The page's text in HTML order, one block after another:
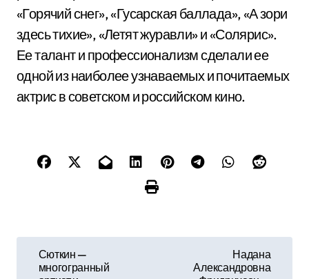
«Горячий снег», «Гусарская баллада», «А зори
здесь тихие», «Летят журавли» и «Солярис».
Ее талант и профессионализм сделали ее
одной из наиболее узнаваемых и почитаемых
актрис в советском и российском кино.
Сюткин —
многогранный
Надана
Александровна